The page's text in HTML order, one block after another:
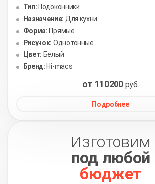
Тип: Подоконники
Назначение: Для кухни
Форма: Прямые
Рисунок: Однотонные
Цвет: Белый
Бренд: Hi-macs
от 110200 руб.
Подробнее
Изготовим
под любой
бюджет